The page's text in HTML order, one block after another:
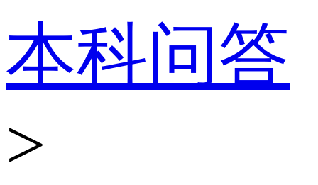
本科问答
>